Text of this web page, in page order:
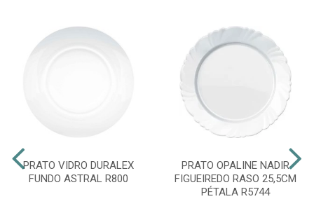
PRATO VIDRO DURALEX
FUNDO ASTRAL R800
PRATO OPALINE NADIR
FIGUEIREDO RASO 25,5CM
PÉTALA R5744